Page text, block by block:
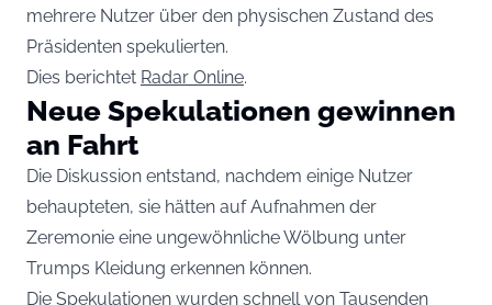
mehrere Nutzer über den physischen Zustand des
Präsidenten spekulierten.
Dies berichtet Radar Online.
Neue Spekulationen gewinnen
an Fahrt
Die Diskussion entstand, nachdem einige Nutzer
behaupteten, sie hätten auf Aufnahmen der
Zeremonie eine ungewöhnliche Wölbung unter
Trumps Kleidung erkennen können.
Die Spekulationen wurden schnell von Tausenden